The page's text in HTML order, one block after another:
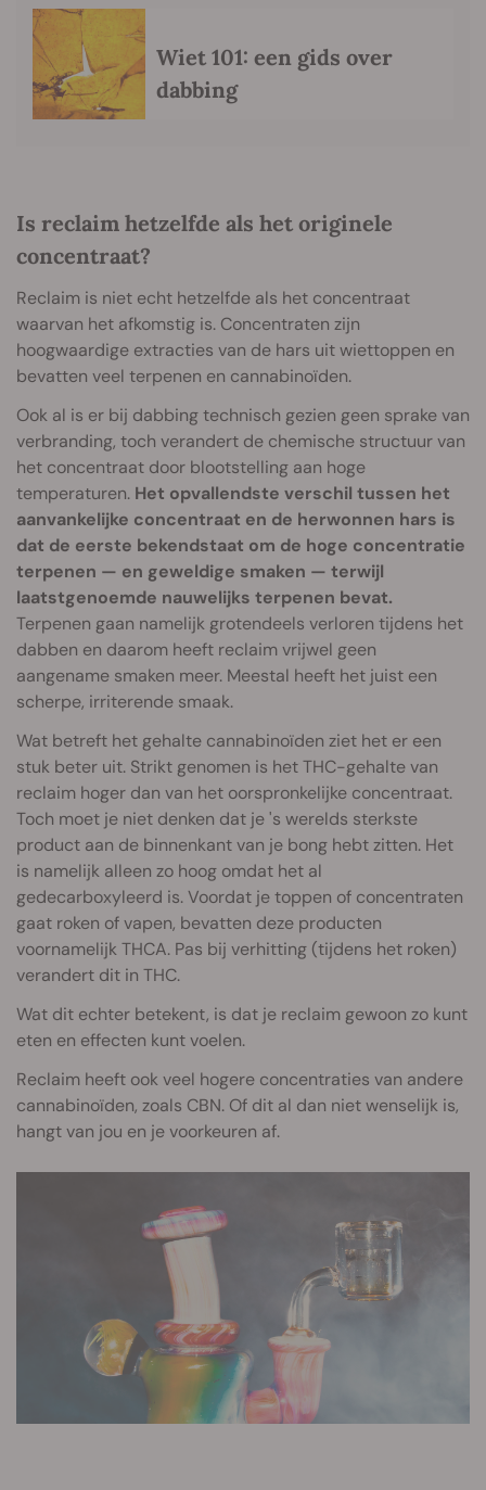
Wiet 101: een gids over
dabbing
Is reclaim hetzelfde als het originele
concentraat?
Reclaim is niet echt hetzelfde als het concentraat
waarvan het afkomstig is. Concentraten zijn
hoogwaardige extracties van de hars uit wiettoppen en
bevatten veel terpenen en cannabinoïden.
Ook al is er bij dabbing technisch gezien geen sprake van
verbranding, toch verandert de chemische structuur van
het concentraat door blootstelling aan hoge
temperaturen. Het opvallendste verschil tussen het
aanvankelijke concentraat en de herwonnen hars is
dat de eerste bekendstaat om de hoge concentratie
terpenen — en geweldige smaken — terwijl
laatstgenoemde nauwelijks terpenen bevat.
Terpenen gaan namelijk grotendeels verloren tijdens het
dabben en daarom heeft reclaim vrijwel geen
aangename smaken meer. Meestal heeft het juist een
scherpe, irriterende smaak.
Wat betreft het gehalte cannabinoïden ziet het er een
stuk beter uit. Strikt genomen is het THC-gehalte van
reclaim hoger dan van het oorspronkelijke concentraat.
Toch moet je niet denken dat je 's werelds sterkste
product aan de binnenkant van je bong hebt zitten. Het
is namelijk alleen zo hoog omdat het al
gedecarboxyleerd is. Voordat je toppen of concentraten
gaat roken of vapen, bevatten deze producten
voornamelijk THCA. Pas bij verhitting (tijdens het roken)
verandert dit in THC.
Wat dit echter betekent, is dat je reclaim gewoon zo kunt
eten en effecten kunt voelen.
Reclaim heeft ook veel hogere concentraties van andere
cannabinoïden, zoals CBN. Of dit al dan niet wenselijk is,
hangt van jou en je voorkeuren af.